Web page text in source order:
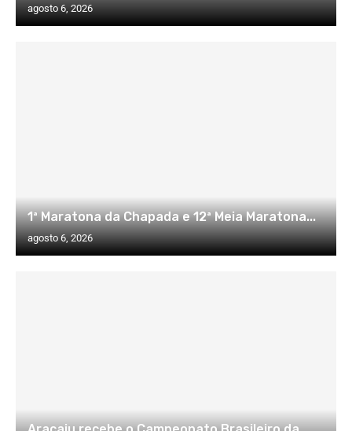
agosto 6, 2026
1ª Maratona da Chapada e 12ª Meia Maratona...
agosto 6, 2026